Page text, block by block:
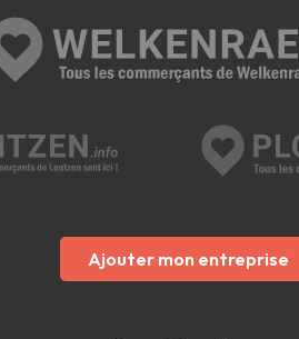
Ajouter mon entreprise